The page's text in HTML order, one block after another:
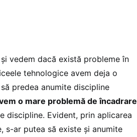
vedem dacă există probleme în
tehnologice avem deja o
predea anumite discipline
o mare problemă de încadrare
discipline. Evident, prin aplicarea
s-ar putea să existe și anumite